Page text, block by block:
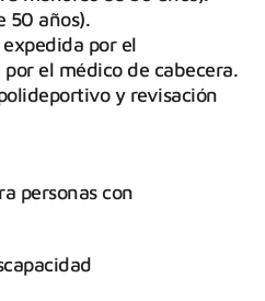
50 años).
por el
el médico de cabecera.
y revisación
personas con